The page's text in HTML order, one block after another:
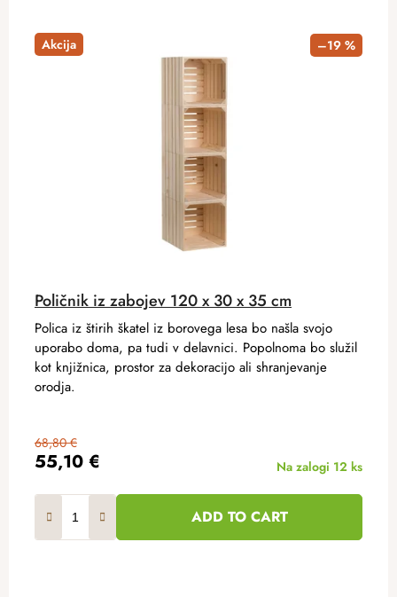
Akcija –19 %
Poličnik iz zabojev 120 x 30 x 35 cm
55,10 €
68,80 €
Na zalogi 12 ks
ADD TO CART
Polica iz štirih škatel iz borovega lesa bo našla svojo
uporabo doma, pa tudi v delavnici. Popolnoma bo služil
kot knjižnica, prostor za dekoracijo ali shranjevanje
orodja.